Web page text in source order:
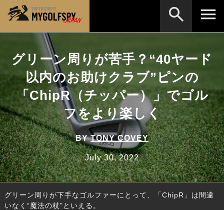
グリーン周りが苦手？“40ヤード
以内のお助けクラブ”ピンの
「ChipR（チッパー）」でゴル
フをより楽しく
BYTONY COVEY
July 30, 2022
グリーン周りが下手なゴルファーにとって、「ChipR」は間違
いなく“魔法の杖”といえる。
MOST WANTED テストランキング
NEW RELEASES 新製品情報
HOW TO ゴルフ上達・実践テクニック
LAB テスト・データ検証
Golf News ゴルフニュース
REVIEWS 製品レビュー
DRIVERS ドライバー
FAIRWAY WOODS フェアウェイウッド
※メーカー名やクラブ名など、検索したい事柄を入
力してください。
検索